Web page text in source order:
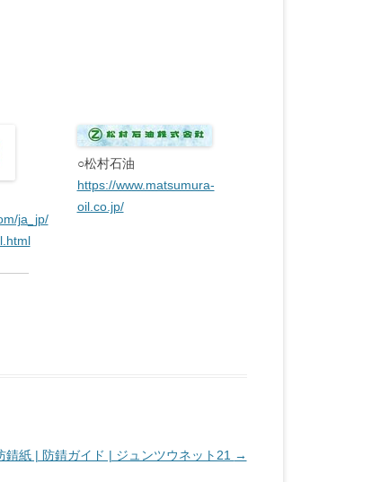
ja_jp/
○松村石油
https://www.matsumura-
oil.co.jp/
錆紙 | 防錆ガイド | ジュンツウネット21 →